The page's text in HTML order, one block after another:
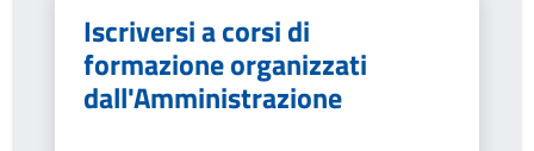
Iscriversi a corsi di
formazione organizzati
dall'Amministrazione